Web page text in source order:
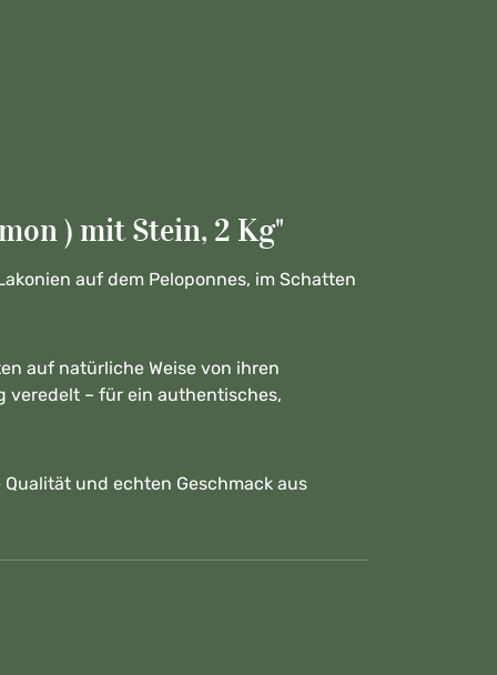
) mit Stein, 2 Kg"
auf dem Peloponnes, im Schatten
auf natürliche Weise von ihren
veredelt – für ein authentisches,
und echten Geschmack aus